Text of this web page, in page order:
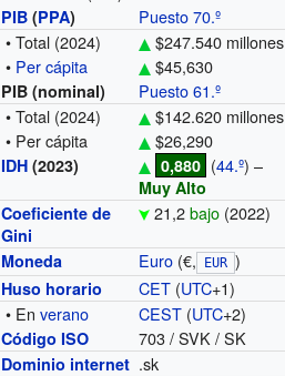
PIB (PPA)
Puesto 70.º
• Total (2024)
$247.540 millones
• Per cápita $45,630
PIB (nominal)
Puesto 61.º
• Total (2024)
$142.620 millones
• Per cápita
$26,290
IDH (2023) 0,880 (44.º) –
Muy Alto
Coeficiente de
Gini
21,2bajo (2022)
Moneda Euro (€, EUR )
Huso horario CET (UTC+1)
• Enverano CEST (UTC+2)
Código ISO 703 / SVK / SK
Dominio internet .sk